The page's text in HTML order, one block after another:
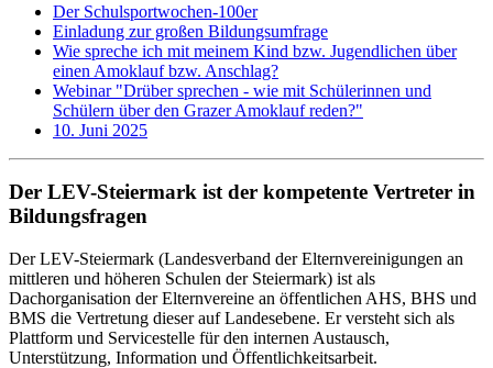
Der Schulsportwochen-100er
Einladung zur großen Bildungsumfrage
Wie spreche ich mit meinem Kind bzw. Jugendlichen über
einen Amoklauf bzw. Anschlag?
Webinar "Drüber sprechen - wie mit Schülerinnen und
Schülern über den Grazer Amoklauf reden?"
10. Juni 2025
Der LEV-Steiermark ist der kompetente Vertreter in
Bildungsfragen
Der LEV-Steiermark (Landesverband der Elternvereinigungen an
mittleren und höheren Schulen der Steiermark) ist als
Dachorganisation der Elternvereine an öffentlichen AHS, BHS und
BMS die Vertretung dieser auf Landesebene. Er versteht sich als
Plattform und Servicestelle für den internen Austausch,
Unterstützung, Information und Öffentlichkeitsarbeit.